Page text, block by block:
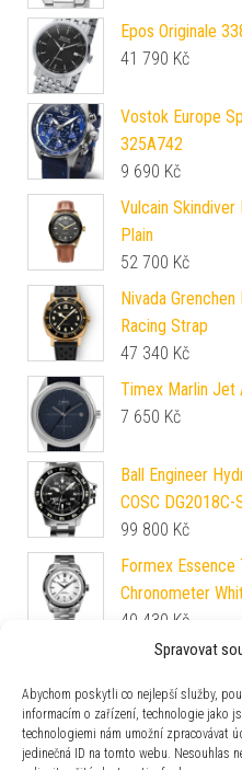
Spravovat
Abychom poskytli co nejlepší služby,
informacím o zařízení, technologie jako
technologiemi nám umožní zpracovávat
jedinečná ID na tomto webu. Nesouhlas
Epos Originale
41 790 Kč
Vostok Europe
325A742
9 690 Kč
Vulcain
Plain
52 700 Kč
Nivada
Racing Strap
47 340 Kč
Timex Marlin Jet
7 650 Kč
Ball Engineer
COSC DG2018C-
99 800 Kč
Formex
Chronometer
40 430 Kč
EDOX CO-1
34 950Kč
EDOX Skydiver